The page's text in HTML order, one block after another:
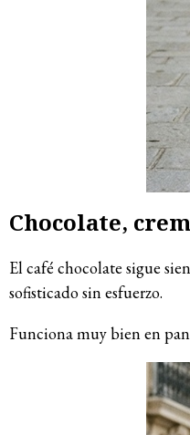
Chocolate,
El café chocolate sigue
sofisticado sin esfuerzo.
Funciona muy bien en